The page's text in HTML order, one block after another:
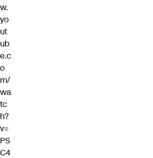
w.
yo
ut
ub
e.c
o
m/
wa
tc
h?
v=
PS
C4